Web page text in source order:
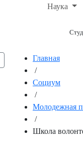
Наука
Главная
/
Социум
/
Молодежная
/
Школа